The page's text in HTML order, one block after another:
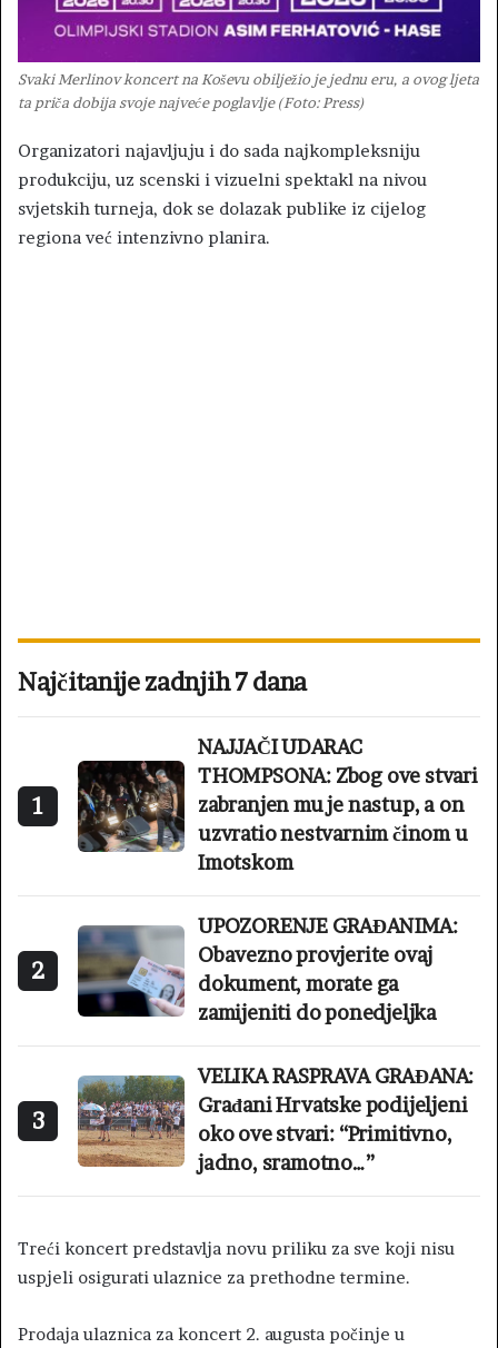
Svaki Merlinov koncert na Koševu obilježio je jednu eru, a ovog ljeta
ta priča dobija svoje najveće poglavlje (Foto: Press)
Organizatori najavljuju i do sada najkompleksniju
produkciju, uz scenski i vizuelni spektakl na nivou
svjetskih turneja, dok se dolazak publike iz cijelog
regiona već intenzivno planira.
Najčitanije zadnjih 7 dana
1
NAJJAČI UDARAC
THOMPSONA: Zbog ove stvari
zabranjen mu je nastup, a on
uzvratio nestvarnim činom u
Imotskom
2
UPOZORENJE GRAĐANIMA:
Obavezno provjerite ovaj
dokument, morate ga
zamijeniti do ponedjeljka
3
VELIKA RASPRAVA GRAĐANA:
Građani Hrvatske podijeljeni
oko ove stvari: “Primitivno,
jadno, sramotno…”
Treći koncert predstavlja novu priliku za sve koji nisu
uspjeli osigurati ulaznice za prethodne termine.
Prodaja ulaznica za koncert 2. augusta počinje u